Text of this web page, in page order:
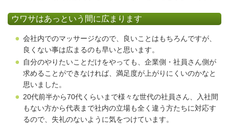
ウワサはあっという間に広まります
会社内でのマッサージなので、良いことはもちろんですが、
良くない事は広まるのも早いと思います。
自分のやりたいことだけをやっても、企業側・社員さん側が
求めることができなければ、満足度が上がりにくいのかなと
思いました。
20代前半から70代くらいまで様々な世代の社員さん、入社間
もない方から代表まで社内の立場も全く違う方たちに対応す
るので、失礼のないように気をつけています。